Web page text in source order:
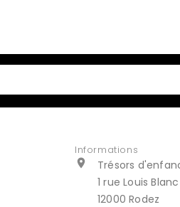
Informations

Trésors
1 rue Louis Blanc
12000 Rodez